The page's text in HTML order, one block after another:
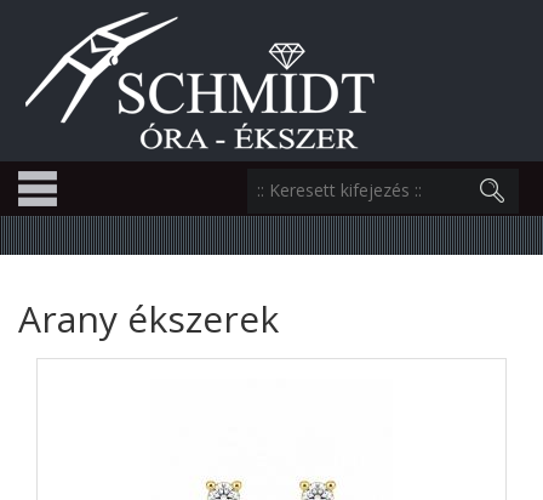
Arany ékszerek